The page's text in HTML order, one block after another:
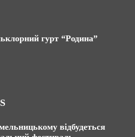
гурт “Родина”
відбудеться